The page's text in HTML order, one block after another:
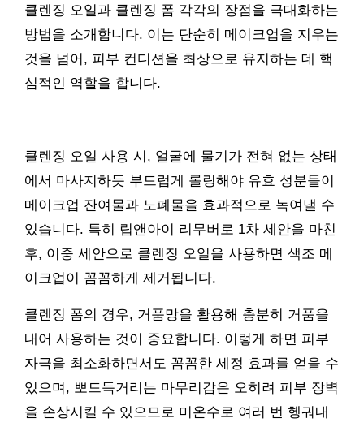
클렌징 오일과 클렌징 폼 각각의 장점을 극대화하는
방법을 소개합니다. 이는 단순히 메이크업을 지우는
것을 넘어, 피부 컨디션을 최상으로 유지하는 데 핵
심적인 역할을 합니다.
클렌징 오일 사용 시, 얼굴에 물기가 전혀 없는 상태
에서 마사지하듯 부드럽게 롤링해야 유효 성분들이
메이크업 잔여물과 노폐물을 효과적으로 녹여낼 수
있습니다. 특히 립앤아이 리무버로 1차 세안을 마친
후, 이중 세안으로 클렌징 오일을 사용하면 색조 메
이크업이 꼼꼼하게 제거됩니다.
클렌징 폼의 경우, 거품망을 활용해 충분히 거품을
내어 사용하는 것이 중요합니다. 이렇게 하면 피부
자극을 최소화하면서도 꼼꼼한 세정 효과를 얻을 수
있으며, 뽀드득거리는 마무리감은 오히려 피부 장벽
을 손상시킬 수 있으므로 미온수로 여러 번 헹궈내